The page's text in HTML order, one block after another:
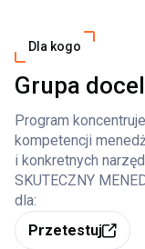
Dla kogo
Grupa
Program
kompetencji
i konkretnych
SKUTECZNY
dla:
Przetestuj